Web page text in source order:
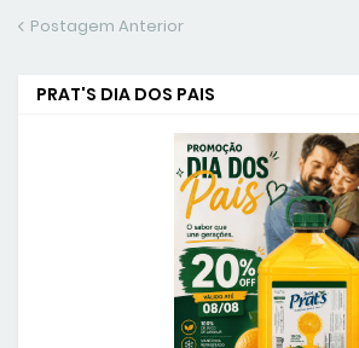
Postagem Anterior
PRAT'S DIA DOS PAIS